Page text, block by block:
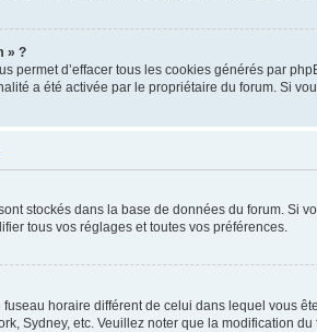
» ?
permet d’effacer tous les cookies générés par
a été activée par le propriétaire du forum. Si
stockés dans la base de données du forum. Si
tous vos réglages et toutes vos préférences.
fuseau horaire différent de celui dans lequel vous
Sydney, etc. Veuillez noter que la modification